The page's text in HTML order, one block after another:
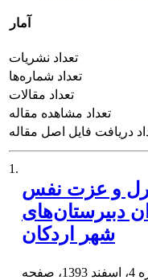
آمار
تعداد نشریات
تعداد شماره‌ها
تعداد مقالات
تعداد مشاهده مقاله
دریافت فایل اصل مقاله
1.
و عزت نفس
دبیرستان‌های
شهر اردکان